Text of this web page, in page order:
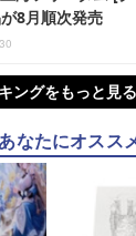
8月順次発売
ングをもっと見る
なたにオスス